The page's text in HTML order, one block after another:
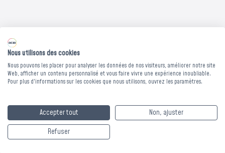
LIT BOIS LENA
CHEVET INTEGRE
SANS SOMMIER - 140
Nous utilisons des cookies
Nous pouvons les placer pour analyser les données de nos visiteurs, améliorer notre site
Web, afficher un contenu personnalisé et vous faire vivre une expérience inoubliable.
Pour plus d'informations sur les cookies que nous utilisons, ouvrez les paramètres.
Accepter tout
Non, ajuster
Refuser